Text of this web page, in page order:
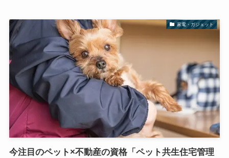
家電・ガジェット
今注目のペット×不動産の資格「ペット共生住宅管理